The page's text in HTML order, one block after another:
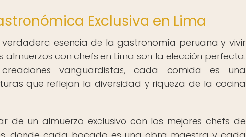
Exclusiva en Lima
esencia de la gastronomía peruana y vivir
almuerzos con chefs en Lima son la elección perfecta.
vanguardistas, cada comida es una
que reflejan la diversidad y riqueza de la cocina
de un almuerzo exclusivo con los mejores chefs de